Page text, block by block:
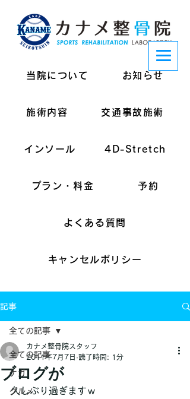
当院について お知らせ
施術内容 交通事故施術
インソール 4D-Stretch
プラン・料金 予約
よくある質問
キャンセルポリシー
記事
全ての記事
ケガ
グルメ
全ての記事
ブログが
カナメ整骨院スタッフ
2011年7月7日 読了時間: 1分
久しぶり過ぎますｗ